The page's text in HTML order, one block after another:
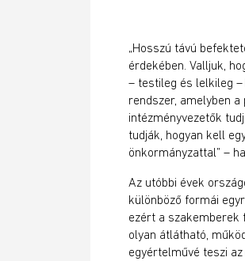
„Hosszú távú
érdekében. Valljuk,
– testileg és lelkileg
rendszer, amelyben
intézményvezetők
tudják, hogyan kell
önkormányzattal” –
Az utóbbi évek
különböző formái
ezért a szakemberek
olyan átlátható,
egyértelművé teszi